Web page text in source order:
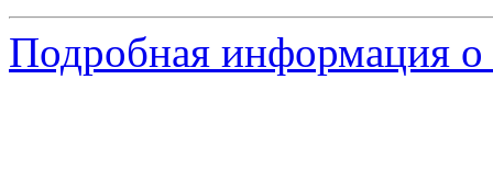
Подробная информация о